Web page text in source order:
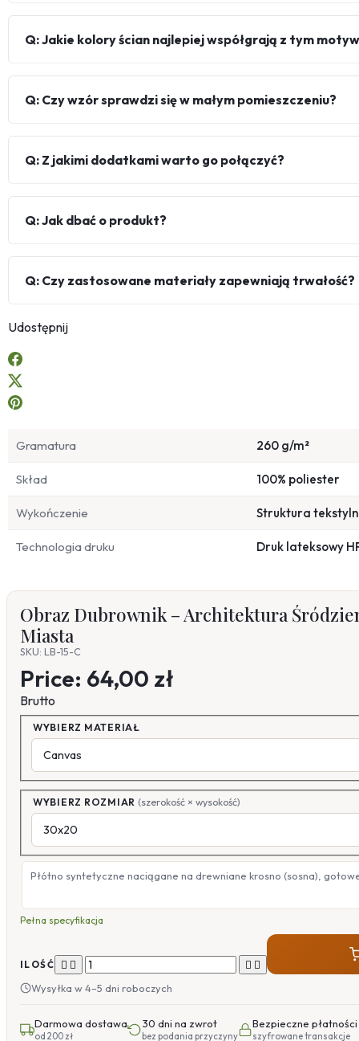
Q: Jakie kolory ścian najlepiej współgrają z tym
Q: Czy wzór sprawdzi się w małym pomieszczeniu?
Q: Z jakimi dodatkami warto go połączyć?
Q: Jak dbać o produkt?
Q: Czy zastosowane materiały zapewniają trwałość?
Udostępnij
Gramatura 260 g/m²
Skład 100% poliester
Wykończenie Struktura
Technologia druku Druk lateksowy
Obraz Dubrownik – Architektura
Miasta
SKU: LB-15-C
Price: 64,00 zł
Brutto
WYBIERZ MATERIAŁ
WYBIERZ ROZMIAR (szerokość × wysokość)
Płótno syntetyczne naciągane na drewniane krosno (sosna),
Pełna specyfikacja
ILOŚĆ    
Wysyłka w 4–5 dni roboczych
Darmowa dostawa
od 200 zł
30 dni na zwrot
bez podania przyczyny
Bezpieczne płatności
szyfrowane transakcje